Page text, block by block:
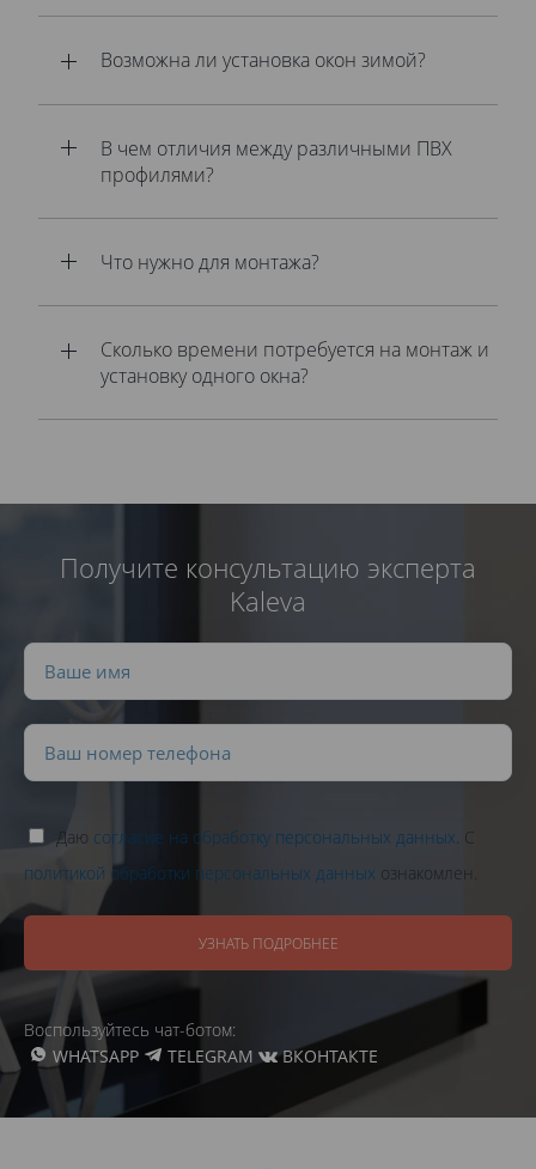
Возможна ли установка окон зимой?
В чем отличия между различными ПВХ
профилями?
Что нужно для монтажа?
Сколько времени потребуется на монтаж и
установку одного окна?
Получите консультацию эксперта
Kaleva
Даю согласие на обработку персональных данных. С
политикой обработки персональных данных ознакомлен.
УЗНАТЬ ПОДРОБНЕЕ
Воспользуйтесь чат-ботом:
WHATSAPP
TELEGRAM ВКОНТАКТЕ